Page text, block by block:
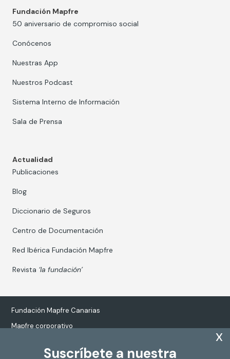
Suscríbete a nuestra
x
Fundación Mapfre
50 aniversario de compromiso social
Conócenos
Nuestras App
Nuestros Podcast
Sistema Interno de Información
Sala de Prensa
Actualidad
Publicaciones
Blog
Diccionario de Seguros
Centro de Documentación
Red Ibérica Fundación Mapfre
Revista ‘la fundación’
Fundación Mapfre Canarias
Mapfre corporativo